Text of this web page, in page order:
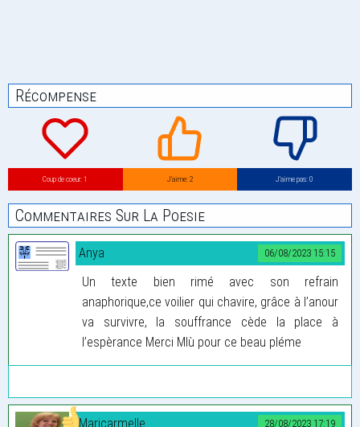
Récompense
Coup de coeur: 1 J’aime: 2 J’aime pas: 0
Commentaires Sur La Poesie
06/08/2023 15:15
Anya
Un texte bien rimé avec son refrain
anaphorique,ce voilier qui chavire, grâce à l’anour
va survivre, la souffrance cède la place à
l’espèrance Merci MIù pour ce beau pléme
28/08/2023 17:19
Maricarmelle